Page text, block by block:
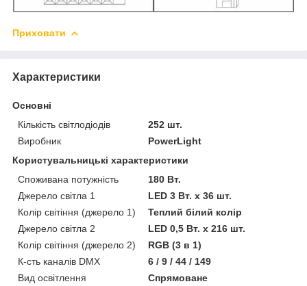
Приховати
Характеристики
Основні
Кількість світлодіодів
252 шт.
Виробник
PowerLight
Користувальницькі характеристики
Споживана потужність
180 Вт.
Джерело світла 1
LED 3 Вт. x 36 шт.
Колір світіння (джерело 1)
Теплий білий колір
Джерело світла 2
LED 0,5 Вт. x 216 шт.
Колір світіння (джерело 2)
RGB (3 в 1)
К-сть каналів DMX
6 / 9 / 44 / 149
Вид освітлення
Спрямоване